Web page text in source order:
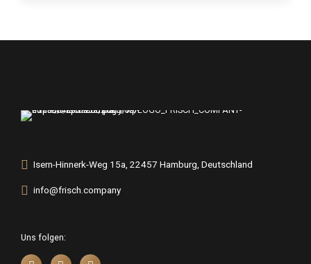
Isern-Hinnerk-Weg 15a, 22457 Hamburg, Deutschland
info@frisch.company
Uns folgen: